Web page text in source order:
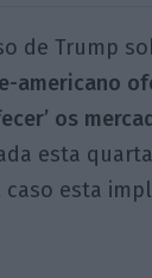
de Trump
os
esta
esta